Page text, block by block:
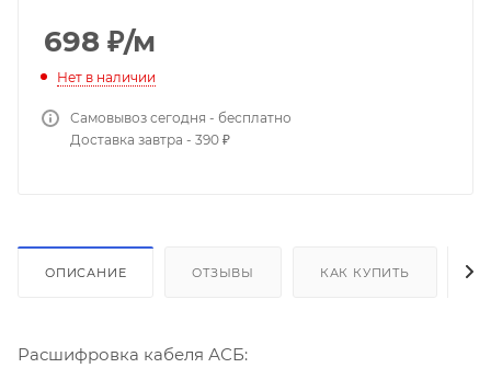
698 ₽/м
Нет в наличии
Самовывоз сегодня - бесплатно
Доставка завтра - 390 ₽
ОПИСАНИЕ ОТЗЫВЫ КАК КУПИТЬ
Расшифровка кабеля АСБ: